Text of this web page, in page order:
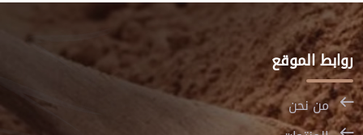
روابط الموقع
من نحن